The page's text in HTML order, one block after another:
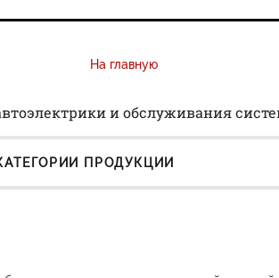
На главную
и обслуживания
ПРОДУКЦИИ